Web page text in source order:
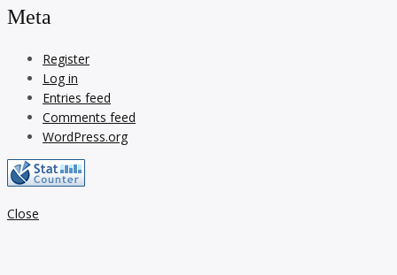
Meta
Register
Log in
Entries feed
Comments feed
WordPress.org
Close